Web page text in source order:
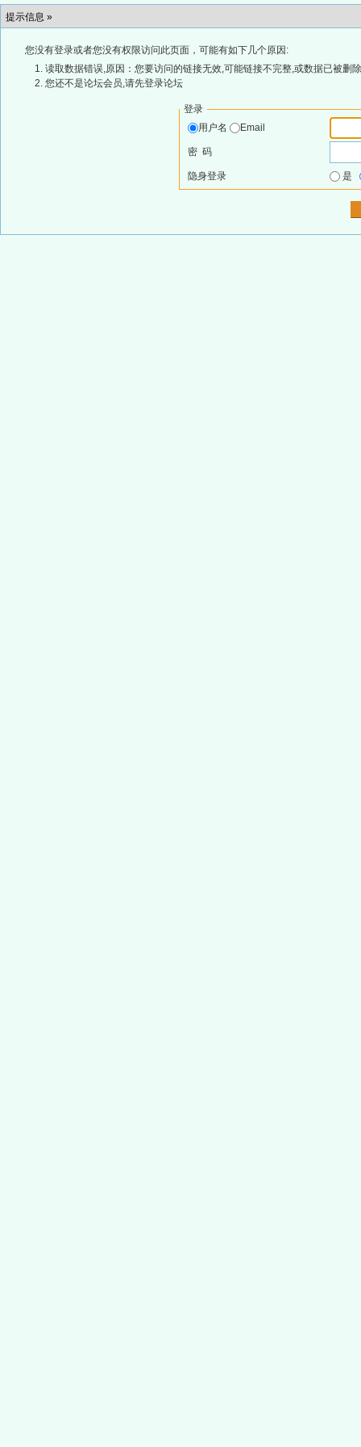
提示信息 »
您没有登录或者您没有权限访问此页面，可能有如下几个原因:
读取数据错误,原因：您要访问的链接无效,可能链接不完整,或数据已被删
您还不是论坛会员,请先登录论坛
登录
用户名
Email
密 码
隐身登录 是